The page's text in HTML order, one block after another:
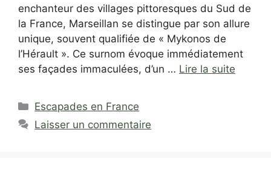
enchanteur des villages pittoresques du Sud de
la France, Marseillan se distingue par son allure
unique, souvent qualifiée de « Mykonos de
l’Hérault ». Ce surnom évoque immédiatement
ses façades immaculées, d’un … Lire la suite
Catégories
Escapades en France
Laisser un commentaire